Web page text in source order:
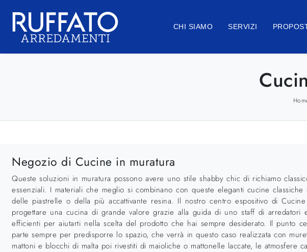
CHI SIAMO SERVIZI
Negozio di Cucine in muratura
Queste soluzioni in muratura possono avere uno stile shabby chic di richiamo
essenziali. I materiali che meglio si combinano con queste eleganti cucine
delle piastrelle o della più accattivante resina. Il nostro centro espositivo di
progettare una cucina di grande valore grazie alla guida di uno staff di
efficienti per aiutarti nella scelta del prodotto che hai sempre desiderato. Il punto
parte sempre per predisporre lo spazio, che verrà in questo caso realizzata con
mattoni e blocchi di malta poi rivestiti di maioliche o mattonelle laccate, le atmosfere